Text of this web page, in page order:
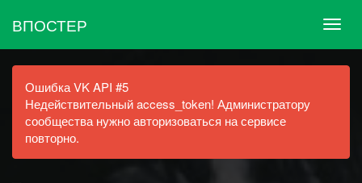
ВПОСТЕР
Ошибка VK API #5
Недействительный access_token! Администратору
сообщества нужно авторизоваться на сервисе
повторно.